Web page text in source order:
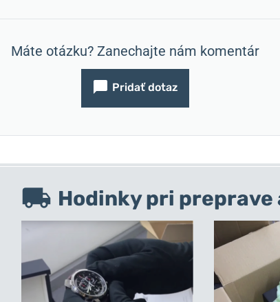
Máte otázku? Zanechajte nám komentár
Pridať dotaz
Hodinky pri preprave